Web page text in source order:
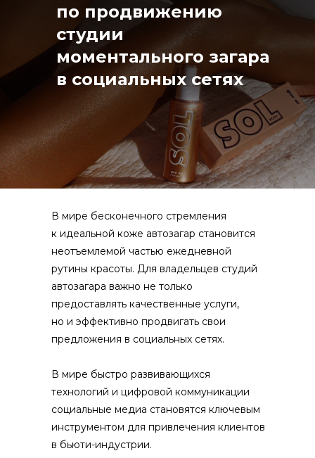
по продвижению
студии
моментального загара
в социальных сетях
В мире бесконечного стремления
к идеальной коже автозагар становится
неотъемлемой частью ежедневной
рутины красоты. Для владельцев студий
автозагара важно не только
предоставлять качественные услуги,
но и эффективно продвигать свои
предложения в социальных сетях.
В мире быстро развивающихся
технологий и цифровой коммуникации
социальные медиа становятся ключевым
инструментом для привлечения клиентов
в бьюти-индустрии.